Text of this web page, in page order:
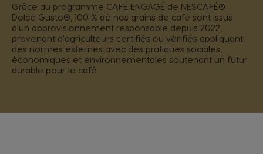
Grâce au programme CAFÉ ENGAGÉ de NESCAFÉ®
Dolce Gusto®, 100 % de nos grains de café sont issus
d'un approvisionnement responsable depuis 2022,
provenant d'agriculteurs certifiés ou vérifiés appliquant
des normes externes avec des pratiques sociales,
économiques et environnementales soutenant un futur
durable pour le café.